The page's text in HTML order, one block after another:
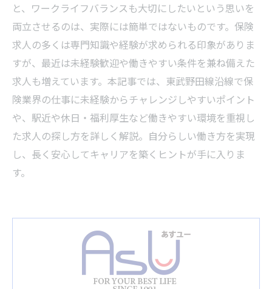
と、ワークライフバランスも大切にしたいという思いを
両立させるのは、実際には簡単ではないものです。保険
求人の多くは専門知識や経験が求められる印象がありま
すが、最近は未経験歓迎や働きやすい条件を兼ね備えた
求人も増えています。本記事では、東武野田線沿線で保
険業界の仕事に未経験からチャレンジしやすいポイント
や、駅近や休日・福利厚生など働きやすい環境を重視し
た求人の探し方を詳しく解説。自分らしい働き方を実現
し、長く安心してキャリアを築くヒントが手に入りま
す。